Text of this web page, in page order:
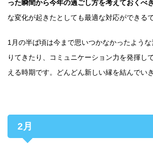
った瞬間から今年の過ごし方を考えておくべき
な変化が起きたとしても最適な対応ができる
1月の半ば頃は今まで思いつかなかったよう
りてきたり、コミュニケーション力を発揮し
える時期です。どんどん新しい縁を結んでい
2月